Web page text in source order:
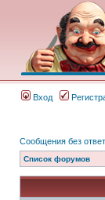
Вход
Сообщения без
Список форумов